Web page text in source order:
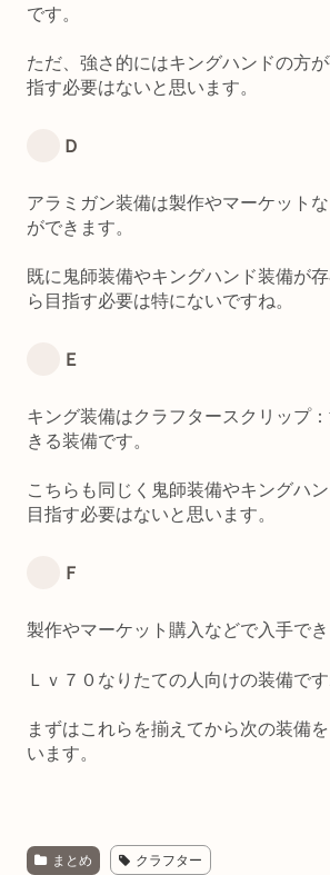
です。
ただ、強さ的にはキングハンドの方
指す必要はないと思います。
Ｄ
アラミガン装備は製作やマーケット
ができます。
既に鬼師装備やキングハンド装備が
ら目指す必要は特にないですね。
Ｅ
キング装備はクラフタースクリップ
きる装備です。
こちらも同じく鬼師装備やキングハ
目指す必要はないと思います。
Ｆ
製作やマーケット購入などで入手でき
Ｌｖ７０なりたての人向けの装備です
まずはこれらを揃えてから次の装備
います。
まとめ クラフター